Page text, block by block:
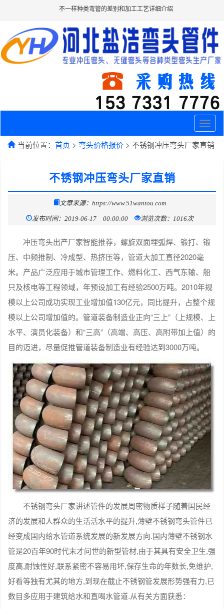
不一样种类弯管的差别和加工工艺详细介绍
Toggle
当前位置： 首页 > 弯头价格报价 > 不锈钢冲压弯头厂家直销
不锈钢冲压弯头厂家直销
文章来源：https://www.51wantou.com
发布时间：2019-06-17 00:00:00 浏览次数：1016次
冲压弯头出产厂家智能推荐，螺旋双面埋弧焊、锻打、锻
压、中频推制、冷成型、热挤压等，管道大加工直径2020毫
米。产品广泛应用于城市管理工作、燃料化工、西气东输、船
只及核电等工程领域，年预设加工有经验2500万吨。2010年规
模以上公司成功实现工业增加值130亿元，同比提升，占整个规
模以上公司增加值的。管道装备制造业正向“三上”（上规模、上
水平、演员化装备）和“三高”（高端、高压、高附带加上值）的
目的迈进，尽量促推管道装备制造业有经验达到3000万吨。
不锈钢弯头厂家讲述管件的发展周密物质样子随着国民经
济的发展和人群众的生活活水平的提升,薄壁不锈钢弯头管件已
经变成国内给水管道系统发展的新发展方向.国内薄壁不锈钢水
管是20百年90时代末才问世的新型管材,由于其具有安全卫生,强
度高,耐蚀性好,联系紧密不容易用坏,保存生命的年数长,免维护,
好看等独有尤其的地方,到现在截止不锈钢管发展形势强有力,已
数目多应用于建筑给水和直喝水管道.从有关方面获悉：